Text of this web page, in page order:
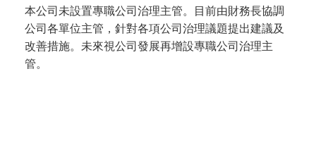
本公司未設置專職公司治理主管。目前由財務長協調
公司各單位主管，針對各項公司治理議題提出建議及
改善措施。未來視公司發展再增設專職公司治理主
管。